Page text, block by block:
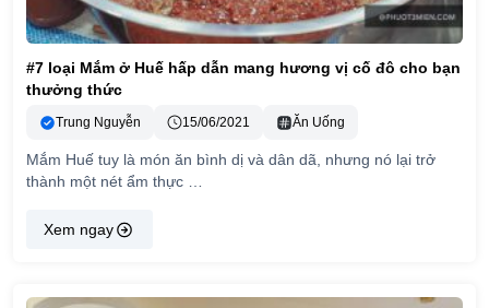
#7 loại Mắm ở Huế hấp dẫn mang hương vị cố đô cho bạn
thưởng thức
Trung Nguyễn 15/06/2021 Ăn Uống
Mắm Huế tuy là món ăn bình dị và dân dã, nhưng nó lại trở
thành một nét ẩm thực …
Xem ngay